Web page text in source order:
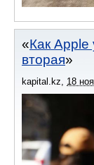
Как Apple
вторая
kapital.kz 18